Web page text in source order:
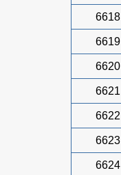
6618
6619
6620
6621
6622
6623
6624